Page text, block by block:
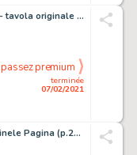
Tex n. 522 - Giovanni Ticci - tavola originale - Loose page
terminée
07/02/2021
passez premium
Suske en Wiske 281 - Originele Pagina (p.22) - De gevangene van Prisonov - (2003)